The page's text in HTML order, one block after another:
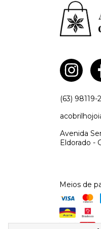
(63) 98119-
Avenida
Eldorado -
Meios de